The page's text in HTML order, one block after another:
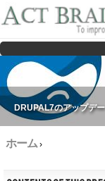
Drupalサイトの制作・保守
ださい
DRUPAL7のアップデ
ホーム›